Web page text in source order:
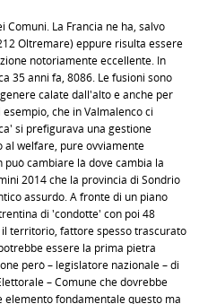
La Francia ne ha, salvo
Oltremare) eppure risulta essere
notoriamente eccellente. In
35 anni fa, 8086. Le fusioni sono
calate dall'alto e anche per
che in Valmalenco ci
si prefigurava una gestione
al welfare, pure ovviamente
cambiare là dove cambia la
2014 che la provincia di Sondrio
assurdo. A fronte di un piano
di 'condotte' con poi 48
territorio, fattore spesso trascurato
essere la prima pietra
però – legislatore nazionale – di
– Comune che dovrebbe
elemento fondamentale questo ma